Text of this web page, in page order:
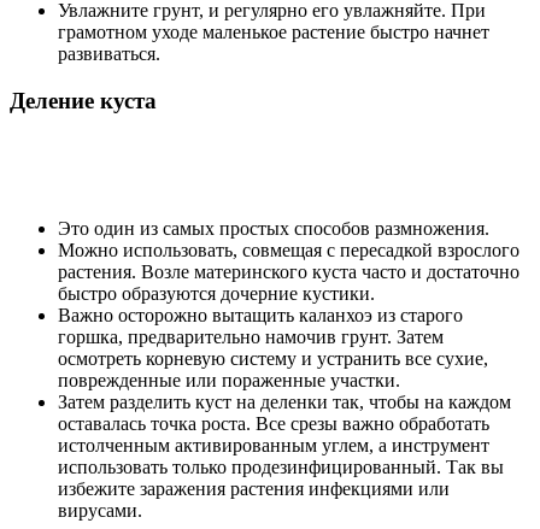
Увлажните грунт, и регулярно его увлажняйте. При
грамотном уходе маленькое растение быстро начнет
развиваться.
Деление куста
Это один из самых простых способов размножения.
Можно использовать, совмещая с пересадкой взрослого
растения. Возле материнского куста часто и достаточно
быстро образуются дочерние кустики.
Важно осторожно вытащить каланхоэ из старого
горшка, предварительно намочив грунт. Затем
осмотреть корневую систему и устранить все сухие,
поврежденные или пораженные участки.
Затем разделить куст на деленки так, чтобы на каждом
оставалась точка роста. Все срезы важно обработать
истолченным активированным углем, а инструмент
использовать только продезинфицированный. Так вы
избежите заражения растения инфекциями или
вирусами.